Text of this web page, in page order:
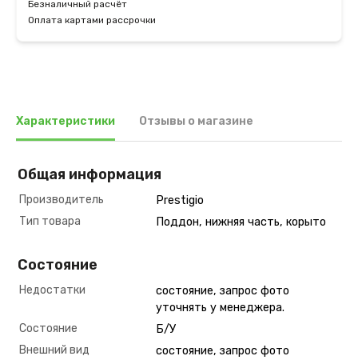
Безналичный расчёт
Оплата картами рассрочки
Характеристики Отзывы о магазине
Общая информация
Производитель
Prestigio
Тип товара
Поддон, нижняя часть, корыто
Состояние
Недостатки
состояние, запрос фото
уточнять у менеджера.
Состояние
Б/У
Внешний вид
состояние, запрос фото